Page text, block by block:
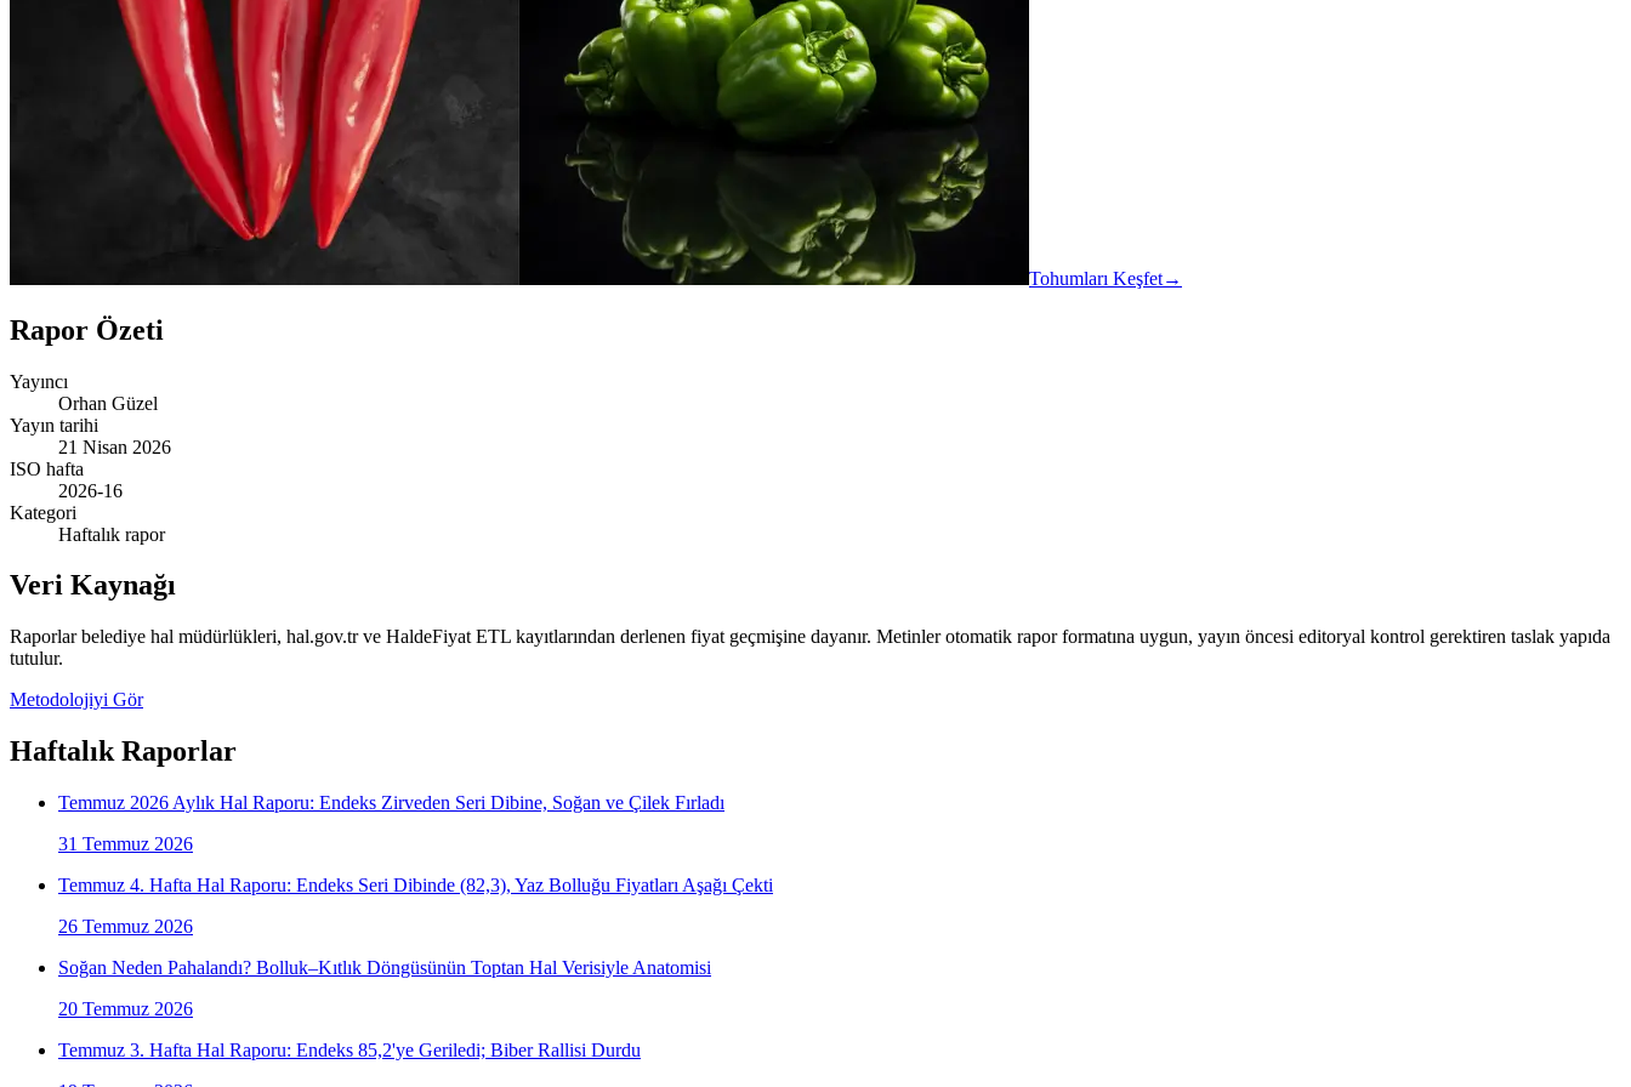
Tohumları Keşfet→
Rapor Özeti
Yayıncı
Orhan Güzel
Yayın tarihi
21 Nisan 2026
ISO hafta
2026-16
Kategori
Haftalık rapor
Veri Kaynağı
Raporlar belediye hal müdürlükleri, hal.gov.tr ve HaldeFiyat ETL kayıtlarından derlenen fiyat geçmişine dayanır. Metinler otomatik rapor formatına uygun, yayın öncesi editoryal kontrol gerektiren taslak yapıda
tutulur.
Metodolojiyi Gör
Haftalık Raporlar
Temmuz 2026 Aylık Hal Raporu: Endeks Zirveden Seri Dibine, Soğan ve Çilek Fırladı
31 Temmuz 2026
Temmuz 4. Hafta Hal Raporu: Endeks Seri Dibinde (82,3), Yaz Bolluğu Fiyatları Aşağı Çekti
26 Temmuz 2026
Soğan Neden Pahalandı? Bolluk–Kıtlık Döngüsünün Toptan Hal Verisiyle Anatomisi
20 Temmuz 2026
Temmuz 3. Hafta Hal Raporu: Endeks 85,2'ye Geriledi; Biber Rallisi Durdu